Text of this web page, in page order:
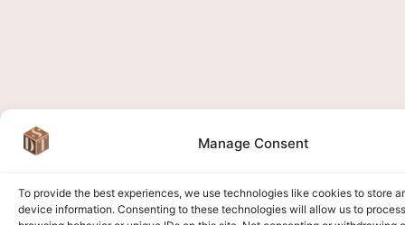
Manage Consent
To provide the best experiences, we use technologies like cookies to store
device information. Consenting to these technologies will allow us to